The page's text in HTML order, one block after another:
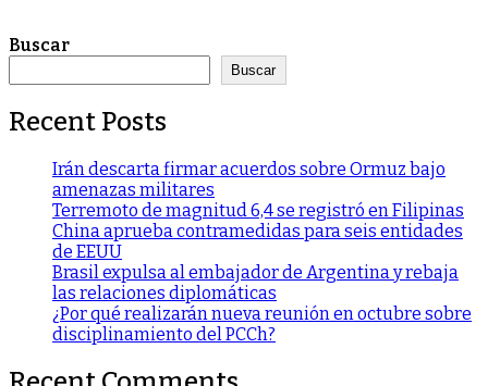
Buscar
Buscar
Recent Posts
Irán descarta firmar acuerdos sobre Ormuz bajo
amenazas militares
Terremoto de magnitud 6,4 se registró en Filipinas
China aprueba contramedidas para seis entidades
de EEUU
Brasil expulsa al embajador de Argentina y rebaja
las relaciones diplomáticas
¿Por qué realizarán nueva reunión en octubre sobre
disciplinamiento del PCCh?